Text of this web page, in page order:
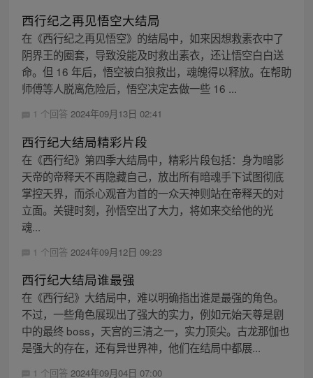
西行纪之再见悟空大结局
在《西行纪之再见悟空》的结局中，如来因想救素衣中了
阴界王的圈套，导致没能及时救出素衣，还让悟空白白送
命。但 16 年后，悟空被白狼救出，魂魄得以释放。在帮助
师傅等人脱离危险后，悟空决定去做一些 16 ...
1 个回答 2024年09月13日 02:41
西行纪大结局精彩片段
在《西行纪》第四季大结局中，精彩片段包括：身为暗影
天帝的帝释天不再隐藏自己，放出所有暗魂手下试图彻底
掌控天界，而杀心观音为首的一众天神则站在帝释天的对
立面。关键时刻，孙悟空出了大力，将如来交给他的光
魂...
1 个回答 2024年09月12日 09:23
西行纪大结局谁最强
在《西行纪》大结局中，难以明确指出谁是最强的角色。
不过，一些角色展现出了强大的实力，例如元始天尊是剧
中的最终 boss，天宫的三清之一，实力顶尖。古龙那伽也
是强大的存在，还有异世界神，他们在结局中都展...
1 个回答 2024年09月04日 07:00